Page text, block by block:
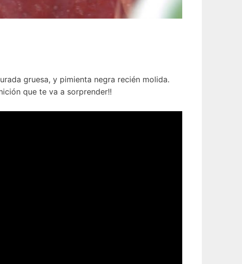
gruesa, y pimienta negra recién molida.
que te va a sorprender!!